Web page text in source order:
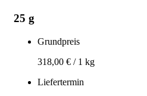
25 g
Grundpreis
318,00 € / 1 kg
Liefertermin